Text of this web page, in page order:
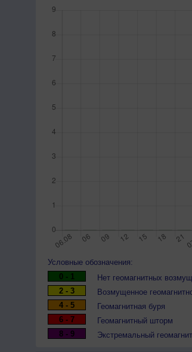
Условные обозначения:
0 - 1
Нет геомагнитных
2 - 3
Возмущенное
4 - 5
Геомагнитная буря
6 - 7
Геомагнитный шторм
8 - 9
Экстремальный